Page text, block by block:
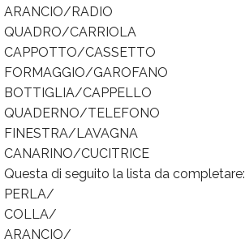
ARANCIO/RADIO
QUADRO/CARRIOLA
CAPPOTTO/CASSETTO
FORMAGGIO/GAROFANO
BOTTIGLIA/CAPPELLO
QUADERNO/TELEFONO
FINESTRA/LAVAGNA
CANARINO/CUCITRICE
Questa di seguito la lista da completare:
PERLA/
COLLA/
ARANCIO/